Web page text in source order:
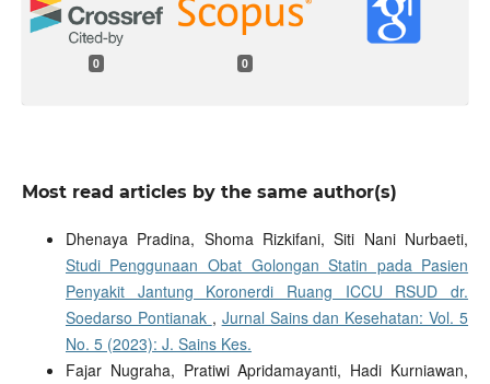
0 0
Most read articles by the same author(s)
Dhenaya Pradina, Shoma Rizkifani, Siti Nani Nurbaeti,
Studi Penggunaan Obat Golongan Statin pada Pasien
Penyakit Jantung Koronerdi Ruang ICCU RSUD dr.
Soedarso Pontianak , Jurnal Sains dan Kesehatan: Vol. 5
No. 5 (2023): J. Sains Kes.
Fajar Nugraha, Pratiwi Apridamayanti, Hadi Kurniawan,